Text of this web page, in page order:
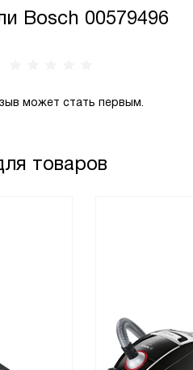
Bosch 00579496
может стать первым.
товаров